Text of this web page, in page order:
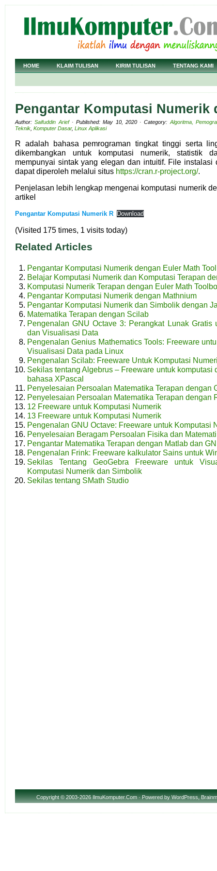
HOME KLAIM TULISAN KIRIM TULISAN TENTANG KAMI
Pengantar Komputasi Numerik
Author:Saifuddin Arief· Published: May 10, 2020 · Category: Algoritma,
Teknik Komputer Dasar, Linux Aplikasi
R adalah bahasa pemrograman tingkat tinggi serta
dikembangkan untuk komputasi numerik, statistik
mempunyai sintak yang elegan dan intuitif. File instalasi
dapat diperoleh melalui situs https://cran.r-project.org/.
Penjelasan lebih lengkap mengenai komputasi numerik
artikel
Pengantar Komputasi Numerik R Download
(Visited 175 times, 1 visits today)
Related Articles
Pengantar Komputasi Numerik dengan Euler Math
Belajar Komputasi Numerik dan Komputasi Terapan
Komputasi Numerik Terapan dengan Euler Math
Pengantar Komputasi Numerik dengan Mathnium
Pengantar Komputasi Numerik dan Simbolik dengan
Matematika Terapan dengan Scilab
Pengenalan GNU Octave 3: Perangkat Lunak Gratis
dan Visualisasi Data
Pengenalan Genius Mathematics Tools: Freeware
Visualisasi Data pada Linux
Pengenalan Scilab: Freeware Untuk Komputasi
Sekilas tentang Algebrus – Freeware untuk komputasi
bahasa XPascal
Penyelesaian Persoalan Matematika Terapan dengan
Penyelesaian Persoalan Matematika Terapan dengan
12 Freeware untuk Komputasi Numerik
13 Freeware untuk Komputasi Numerik
Pengenalan GNU Octave: Freeware untuk Komputasi
Penyelesaian Beragam Persoalan Fisika dan
Pengantar Matematika Terapan dengan Matlab dan
Pengenalan Frink: Freeware kalkulator Sains untuk
Sekilas Tentang GeoGebra Freeware untuk
Komputasi Numerik dan Simbolik
Sekilas tentang SMath Studio
Copyright© 2003-2026 IlmuKomputer.Com · Powered byWordPress,